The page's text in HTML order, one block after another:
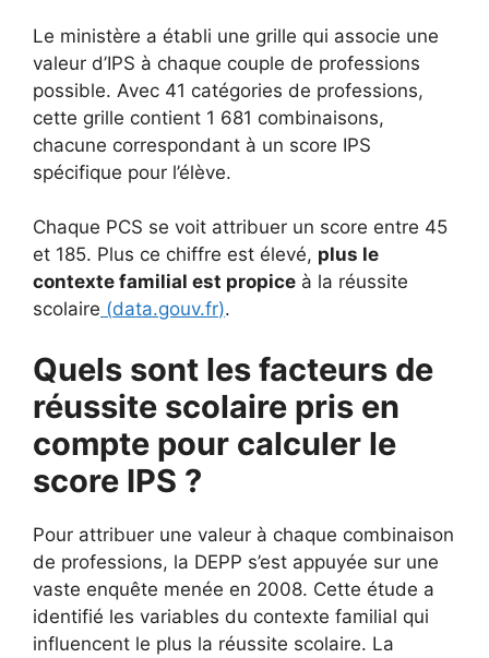
Le ministère a établi une grille qui associe une
valeur d’IPS à chaque couple de professions
possible. Avec 41 catégories de professions,
cette grille contient 1 681 combinaisons,
chacune correspondant à un score IPS
spécifique pour l’élève.
Chaque PCS se voit attribuer un score entre 45
et 185. Plus ce chiffre est élevé, plus le
contexte familial est propice à la réussite
scolaire (data.gouv.fr).
Quels sont les facteurs de
réussite scolaire pris en
compte pour calculer le
score IPS ?
Pour attribuer une valeur à chaque combinaison
de professions, la DEPP s’est appuyée sur une
vaste enquête menée en 2008. Cette étude a
identifié les variables du contexte familial qui
influencent le plus la réussite scolaire. La